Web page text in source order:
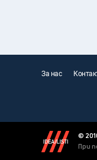
За нас
©
При